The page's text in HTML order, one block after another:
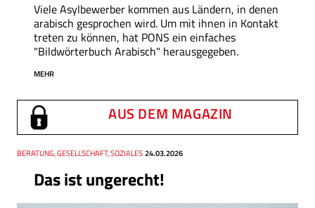
Viele Asylbewerber kommen aus Ländern, in denen
arabisch­ gesprochen wird. Um mit ihnen in Kontakt
treten zu können, hat PONS ein einfaches
"Bildwörterbuch Arabisch" herausgegeben.
MEHR
AUS DEM MAGAZIN
Das ist ungerecht!
Thema
BERATUNG, GESELLSCHAFT, SOZIALES
Datum 24.03.2026